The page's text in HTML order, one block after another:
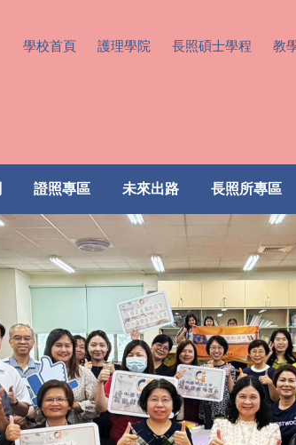
學校首頁 護理學院 長照碩士學程 教
證照專區 未來出路 長照所專區